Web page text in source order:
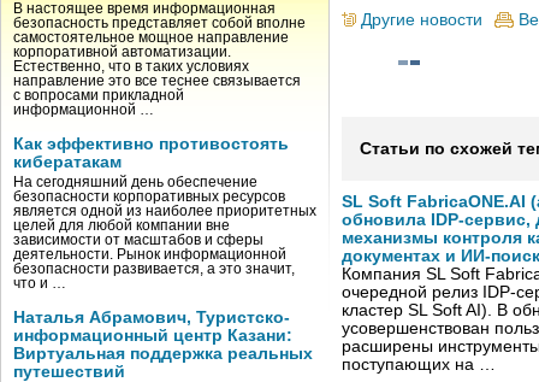
В настоящее время информационная
безопасность представляет собой вполне
самостоятельное мощное направление
корпоративной автоматизации.
Естественно, что в таких условиях
направление это все теснее связывается
с вопросами прикладной
информационной …
Как эффективно противостоять
кибератакам
На сегодняшний день обеспечение
безопасности корпоративных ресурсов
является одной из наиболее приоритетных
целей для любой компании вне
зависимости от масштабов и сферы
деятельности. Рынок информационной
безопасности развивается, а это значит,
что и …
Наталья Абрамович, Туристско-
информационный центр Казани:
Виртуальная поддержка реальных
путешествий
Другие новости
Статьи по схожей
SL Soft FabricaONE.AI
обновила IDP-
механизмы контроля
документах и ИИ-поиск
Компания SL Soft
очередной релиз IDP-
кластер SL Soft AI). В
усовершенствован
расширены
поступающих на …